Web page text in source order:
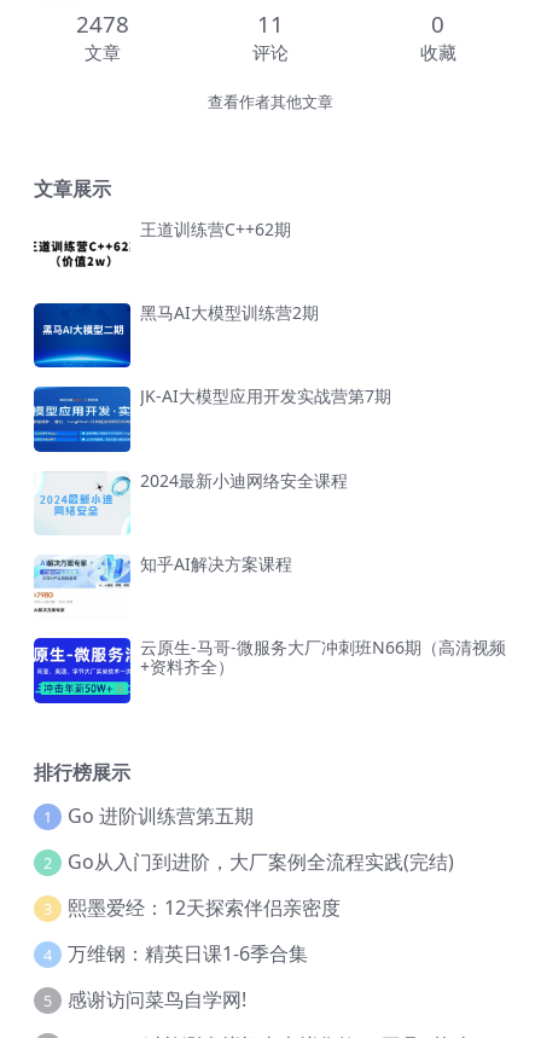
2478
文章
11
评论
0
收藏
查看作者其他文章
文章展示
王道训练营C++62期
黑马AI大模型训练营2期
JK-AI大模型应用开发实战营第7期
2024最新小迪网络安全课程
知乎AI解决方案课程
云原生-马哥-微服务大厂冲刺班N66期（高清视频
+资料齐全）
排行榜展示
1 Go 进阶训练营第五期
2 Go从入门到进阶，大厂案例全流程实践(完结)
3 熙墨爱经：12天探索伴侣亲密度
4 万维钢：精英日课1-6季合集
5 感谢访问菜鸟自学网!